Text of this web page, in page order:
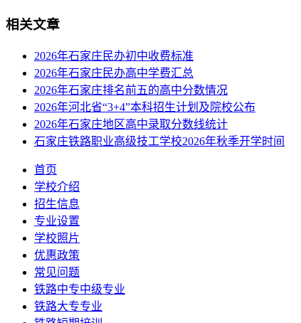
相关文章
2026年石家庄民办初中收费标准
2026年石家庄民办高中学费汇总
2026年石家庄排名前五的高中分数情况
2026年河北省“3+4”本科招生计划及院校公布
2026年石家庄地区高中录取分数线统计
石家庄铁路职业高级技工学校2026年秋季开学时间
首页
学校介绍
招生信息
专业设置
学校照片
优惠政策
常见问题
铁路中专中级专业
铁路大专专业